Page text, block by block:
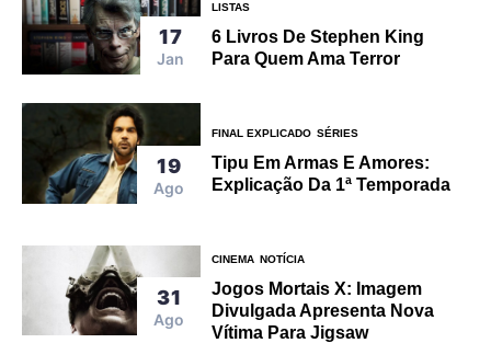
17
Jan
LISTAS
6 Livros De Stephen King
Para Quem Ama Terror
19
Ago
FINAL EXPLICADO SÉRIES
Tipu Em Armas E Amores:
Explicação Da 1ª Temporada
31
Ago
CINEMA NOTÍCIA
Jogos Mortais X: Imagem
Divulgada Apresenta Nova
Vítima Para Jigsaw